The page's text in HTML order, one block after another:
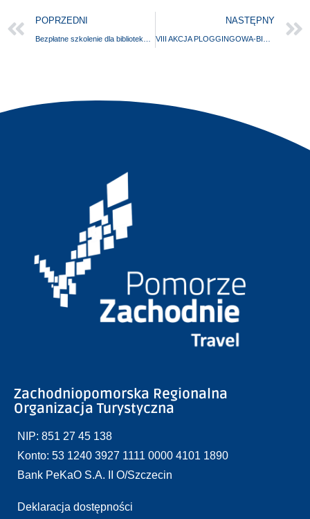
POPRZEDNI NASTĘPNY
Zachodniopomorska Regionalna
Organizacja Turystyczna
NIP: 851 27 45 138
Konto: 53 1240 3927 1111 0000 4101 1890
Bank PeKaO S.A. II O/Szczecin
Deklaracja dostępności